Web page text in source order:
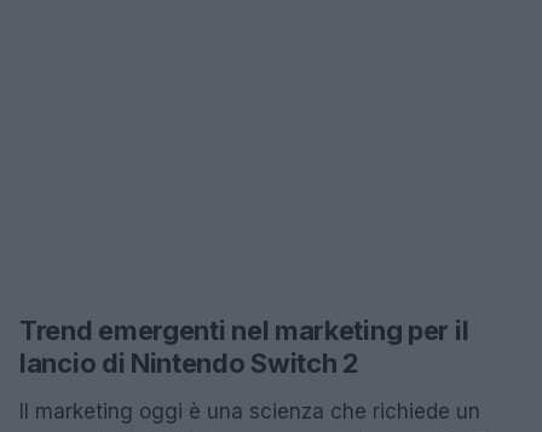
Trend emergenti nel marketing per il
lancio di Nintendo Switch 2
Il marketing oggi è una scienza che richiede un